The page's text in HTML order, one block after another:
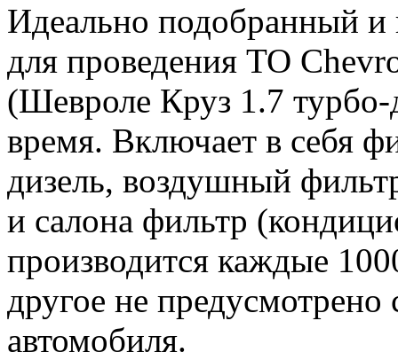
Идеально подобранный и
для проведения ТО
(Шевроле Круз 1.7 турбо-
время. Включает в себя
дизель, воздушный
и салона фильтр
производится каждые
другое не
автомобиля.